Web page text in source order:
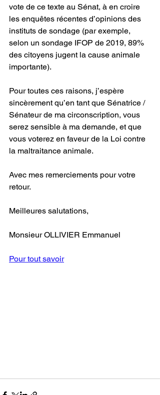
vote de ce texte au Sénat, à en croire
les enquêtes récentes d’opinions des
instituts de sondage (par exemple,
selon un sondage IFOP de 2019, 89%
des citoyens jugent la cause animale
importante).
Pour toutes ces raisons, j’espère
sincèrement qu’en tant que Sénatrice /
Sénateur de ma circonscription, vous
serez sensible à ma demande, et que
vous voterez en faveur de la Loi contre
la maltraitance animale.
Avec mes remerciements pour votre
retour.
Meilleures salutations,
Monsieur OLLIVIER Emmanuel
Pour tout savoir